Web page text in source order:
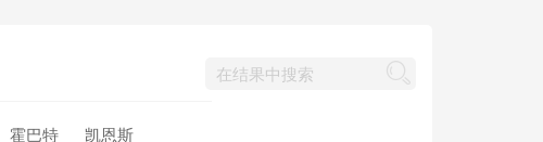
霍巴特 凯恩斯